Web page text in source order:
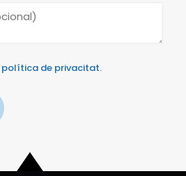
política de privacitat.